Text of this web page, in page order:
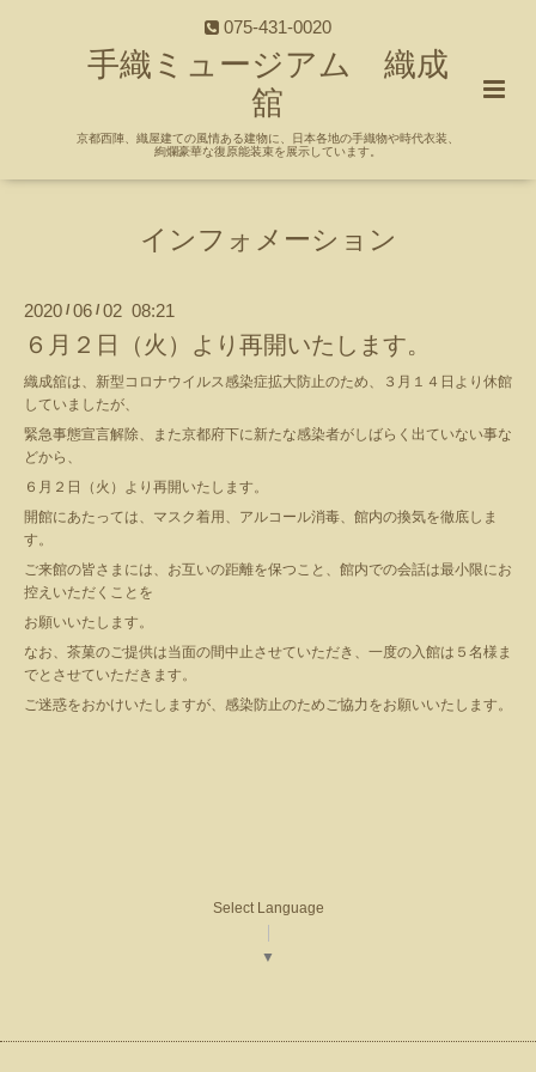
075-431-0020
手織ミュージアム 織成
舘
京都西陣、織屋建ての風情ある建物に、日本各地の手織物や時代衣装、
絢爛豪華な復原能装束を展示しています。
インフォメーション
2020 / 06 / 02 08:21
６月２日（火）より再開いたします。
織成舘は、新型コロナウイルス感染症拡大防止のため、３月１４日より休館
していましたが、
緊急事態宣言解除、また京都府下に新たな感染者がしばらく出ていない事な
どから、
６月２日（火）より再開いたします。
開館にあたっては、マスク着用、アルコール消毒、館内の換気を徹底しま
す。
ご来館の皆さまには、お互いの距離を保つこと、館内での会話は最小限にお
控えいただくことを
お願いいたします。
なお、茶菓のご提供は当面の間中止させていただき、一度の入館は５名様ま
でとさせていただきます。
ご迷惑をおかけいたしますが、感染防止のためご協力をお願いいたします。
Select Language
▼